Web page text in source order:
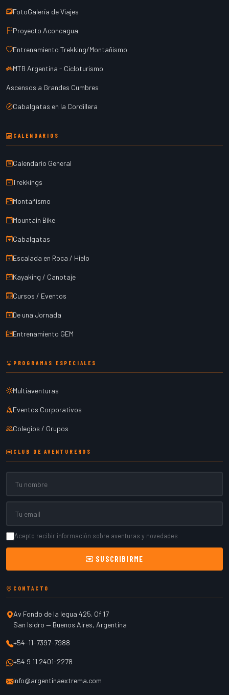
FotoGalería de Viajes
Proyecto Aconcagua
Entrenamiento Trekking/Montañismo
MTB Argentina - Cicloturismo
Ascensos a Grandes Cumbres
Cabalgatas en la Cordillera
CALENDARIOS
Calendario General
Trekkings
Montañismo
Mountain Bike
Cabalgatas
Escalada en Roca / Hielo
Kayaking / Canotaje
Cursos / Eventos
De una Jornada
Entrenamiento GEM
PROGRAMAS ESPECIALES
Multiaventuras
Eventos Corporativos
Colegios / Grupos
CLUB DE AVENTUREROS
Acepto recibir información sobre aventuras y novedades
SUSCRIBIRME
CONTACTO
Av Fondo de la legua 425. Of 17
San Isidro — Buenos Aires, Argentina
+54-11-7397-7988
+54 9 11 2401-2278
info@argentinaextrema.com